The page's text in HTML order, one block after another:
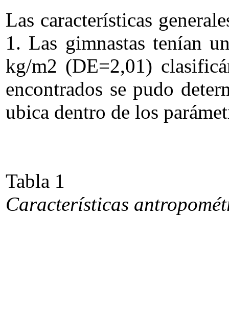
Las características
1. Las gimnastas tenían
kg/m2 (DE=2,01)
encontrados se pudo
ubica dentro de los
Tabla 1
Características